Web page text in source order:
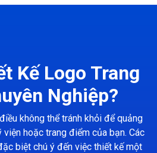
Kế Logo Trang
Nghiệp?
không thể tránh khỏi để quảng
hoặc trang điểm của bạn. Các
biệt chú ý đến việc thiết kế một